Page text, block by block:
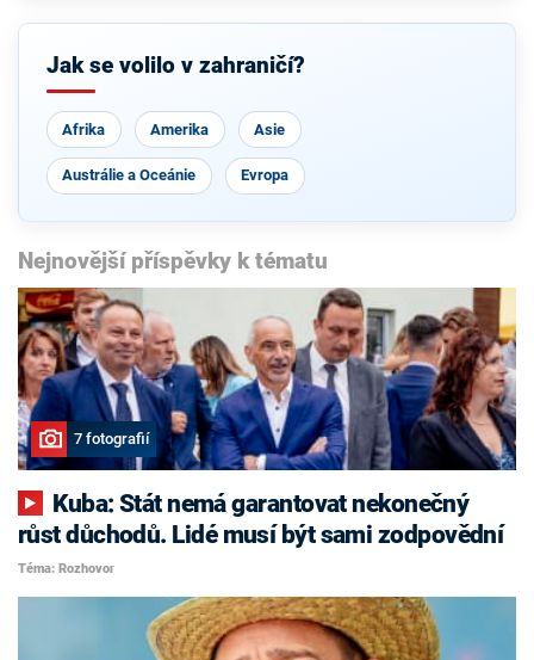
Jak se volilo v zahraničí?
Afrika Amerika Asie
Austrálie a Oceánie Evropa
Nejnovější příspěvky k tématu
7 fotografií
růst důchodů. Lidé musí být sami zodpovědní
Téma: Rozhovor